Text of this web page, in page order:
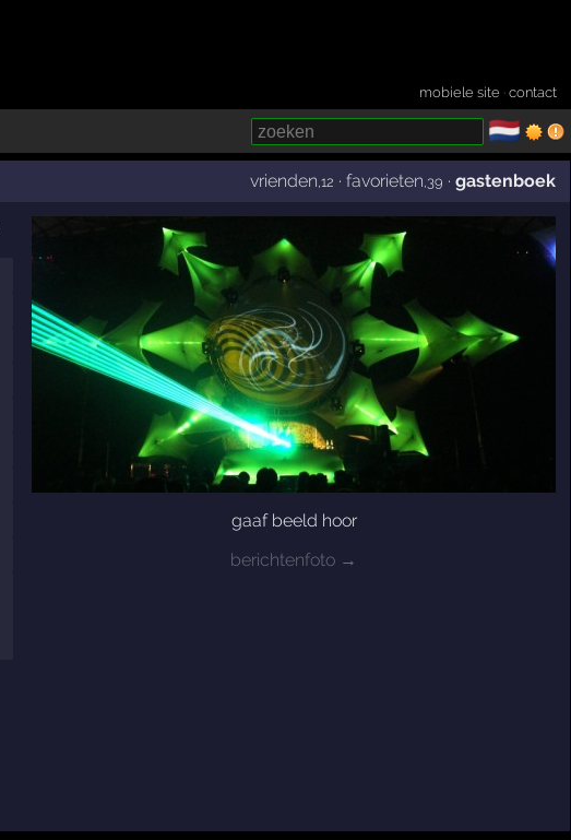
mobiele site ·contact
🇳🇱
vrienden ,12 ·favorieten ,39 ·gastenboek
gaaf beeld hoor
berichtenfoto →